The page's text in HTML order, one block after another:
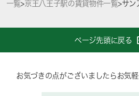
一覧>京王八王子駅の賃貸物件一覧>サン
ページ先頭に戻る
お気づきの点がございましたらお気軽